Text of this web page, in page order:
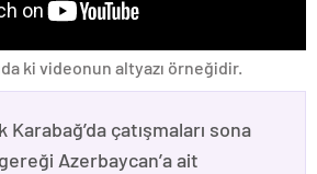
ki videonun altyazı örneğidir.
Karabağ’da çatışmaları sona
Azerbaycan’a ait